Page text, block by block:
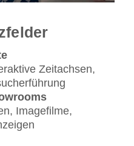
Zeitachsen,
Imagefilme,